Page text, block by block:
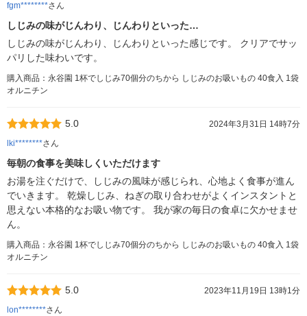
fgm********さん
しじみの味がじんわり、じんわりといった…
しじみの味がじんわり、じんわりといった感じです。 クリアでサッ
パリした味わいです。
購入商品：永谷園 1杯でしじみ70個分のちから しじみのお吸いもの 40食入 1袋
オルニチン
5.0
2024年3月31日 14時7分
lki********さん
毎朝の食事を美味しくいただけます
お湯を注ぐだけで、しじみの風味が感じられ、心地よく食事が進ん
でいきます。 乾燥しじみ、ねぎの取り合わせがよくインスタントと
思えない本格的なお吸い物です。 我が家の毎日の食卓に欠かせませ
ん。
購入商品：永谷園 1杯でしじみ70個分のちから しじみのお吸いもの 40食入 1袋
オルニチン
5.0
2023年11月19日 13時1分
lon********さん